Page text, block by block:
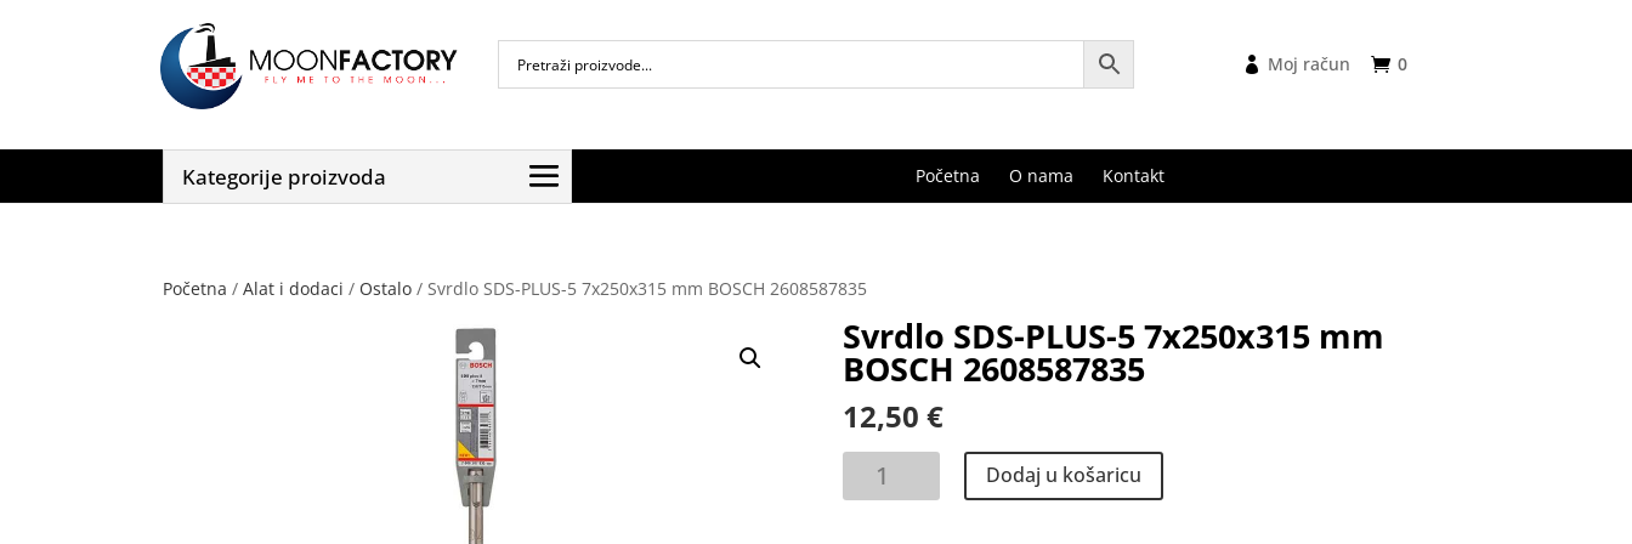
0
Moj račun
Kategorije proizvoda Početna O nama Kontakt
Početna /Alat i dodaci / Ostalo / Svrdlo SDS-PLUS-5 7x250x315 mm BOSCH 2608587835
Svrdlo SDS-PLUS-5 7x250x315 mm
BOSCH 2608587835
12,50 €
Svrdlo
Dodaj u košaricu